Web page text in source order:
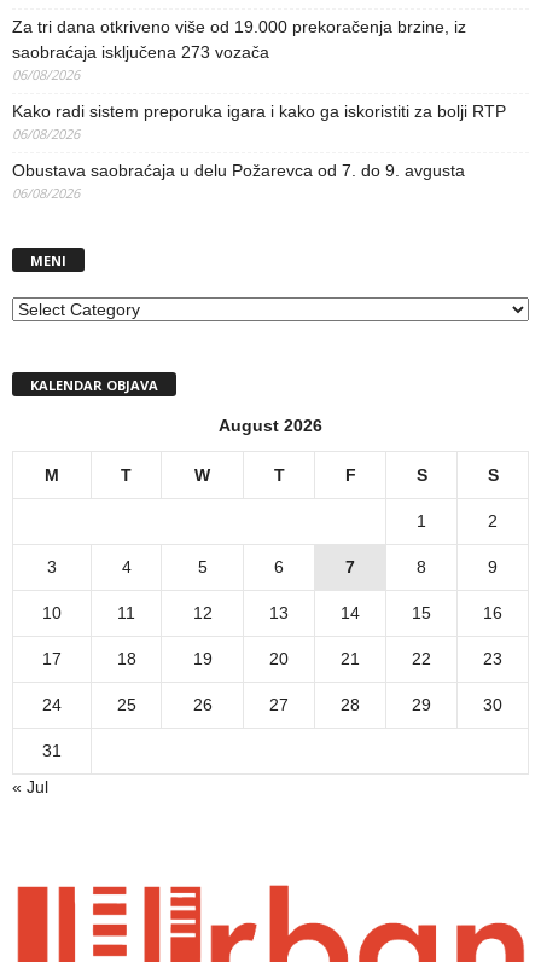
Za tri dana otkriveno više od 19.000 prekoračenja brzine, iz
saobraćaja isključena 273 vozača
06/08/2026
Kako radi sistem preporuka igara i kako ga iskoristiti za bolji RTP
06/08/2026
Obustava saobraćaja u delu Požarevca od 7. do 9. avgusta
06/08/2026
MENI
MENI
KALENDAR OBJAVA
August 2026
M T W T F S S
1 2
3 4 5 6 7 8 9
10 11 12 13 14 15 16
17 18 19 20 21 22 23
24 25 26 27 28 29 30
31
« Jul